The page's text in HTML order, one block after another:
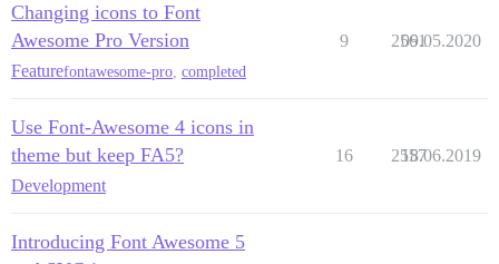
Changing icons to Font
Awesome Pro Version
Featurefontawesome-pro completed
9 2561
09.05.2020
Use Font-Awesome 4 icons in
theme but keep FA5?
Development
16 2557
18.06.2019
Introducing Font Awesome 5